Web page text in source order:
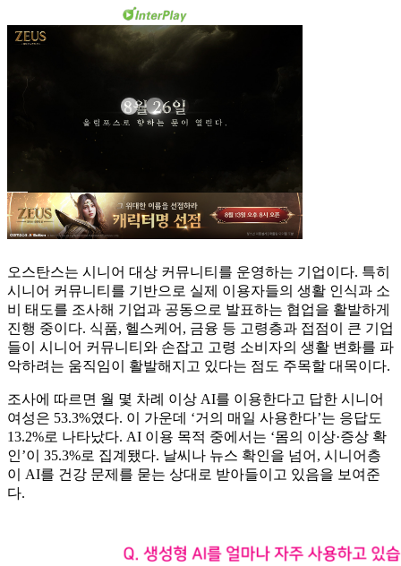
오스탄스는 시니어 대상 커뮤니티를 운영하는 기업이다. 특히
시니어 커뮤니티를 기반으로 실제 이용자들의 생활 인식과 소
비 태도를 조사해 기업과 공동으로 발표하는 협업을 활발하게
진행 중이다. 식품, 헬스케어, 금융 등 고령층과 접점이 큰 기업
들이 시니어 커뮤니티와 손잡고 고령 소비자의 생활 변화를 파
악하려는 움직임이 활발해지고 있다는 점도 주목할 대목이다.
조사에 따르면 월 몇 차례 이상 AI를 이용한다고 답한 시니어
여성은 53.3%였다. 이 가운데 ‘거의 매일 사용한다’는 응답도
13.2%로 나타났다. AI 이용 목적 중에서는 ‘몸의 이상·증상 확
인’이 35.3%로 집계됐다. 날씨나 뉴스 확인을 넘어, 시니어층
이 AI를 건강 문제를 묻는 상대로 받아들이고 있음을 보여준
다.